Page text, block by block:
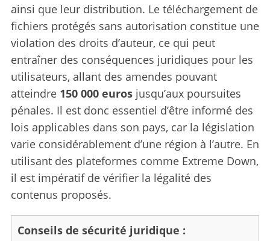
ainsi que leur distribution. Le téléchargement de
fichiers protégés sans autorisation constitue une
violation des droits d’auteur, ce qui peut
entraîner des conséquences juridiques pour les
utilisateurs, allant des amendes pouvant
atteindre 150 000 eurosjusqu’aux poursuites
pénales. Il est donc essentiel d’être informé des
lois applicables dans son pays, car la législation
varie considérablement d’une région à l’autre. En
utilisant des plateformes comme Extreme Down,
il est impératif de vérifier la légalité des
contenus proposés.
Conseils de sécurité juridique :